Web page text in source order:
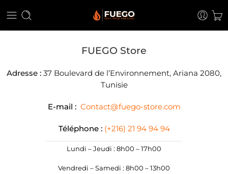
FUEGO Store
Adresse : 37 Boulevard de l’Environnement, Ariana 2080,
Tunisie
E-mail : Contact@fuego-store.com
Téléphone : (+216) 21 94 94 94
Lundi – Jeudi : 8h00 – 17h00
Vendredi – Samedi : 8h00 – 13h00